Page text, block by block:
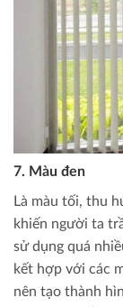
7. Màu đen
Là màu tối, thu
khiến người ta
sử dụng quá
kết hợp với các
nên tạo thành